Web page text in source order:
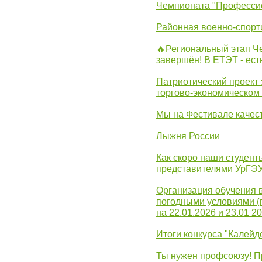
Чемпионата
Районная военно-
🔥Региональный этап
завершён! В ЕТЭТ -
Патриотический
торгово-
Мы на Фестивале
Лыжня России
Как скоро наши
представителями
Организация обучения
погодными условиями
на 22.01.2026 и 23.01
Итоги конкурса
Ты нужен профсоюзу!